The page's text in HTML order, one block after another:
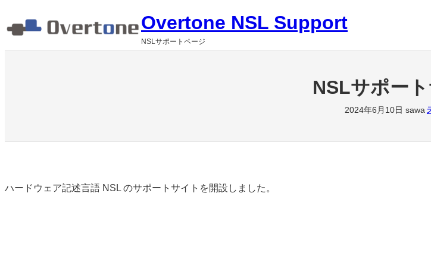
容
Overtone NSL Support
NSLサポートページ
NSLサポー
2024年6月10日 sawa
ハードウェア記述言語 NSL のサポートサイトを開設しました。